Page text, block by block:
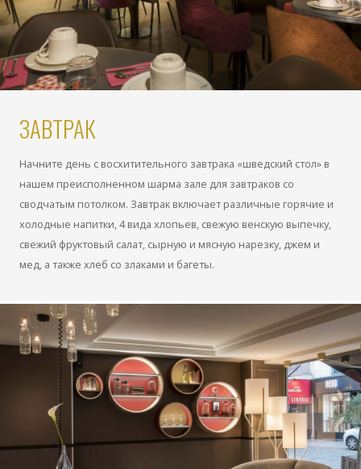
ЗАВТРАК
Начните день с восхитительного завтрака «шведский стол» в
нашем преисполненном шарма зале для завтраков со
сводчатым потолком. Завтрак включает различные горячие и
холодные напитки, 4 вида хлопьев, свежую венскую выпечку,
свежий фруктовый салат, сырную и мясную нарезку, джем и
мед, а также хлеб со злаками и багеты.